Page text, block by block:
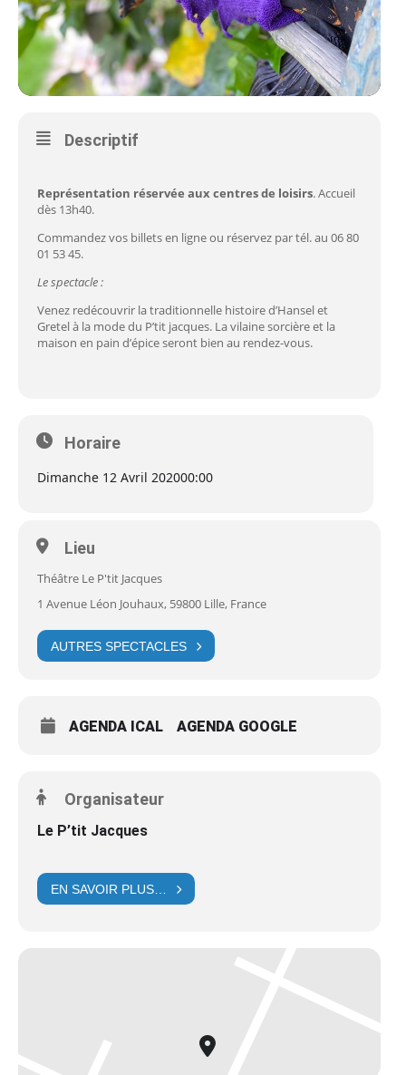
Descriptif
Représentation réservée aux centres de loisirs. Accueil
dès 13h40.
Commandez vos billets en ligne ou réservez par tél. au 06 80
01 53 45.
Le spectacle :
Venez redécouvrir la traditionnelle histoire d’Hansel et
Gretel à la mode du P’tit jacques. La vilaine sorcière et la
maison en pain d’épice seront bien au rendez-vous.
Horaire
Dimanche 12 Avril 202000:00
Lieu
Théâtre Le P'tit Jacques
1 Avenue Léon Jouhaux, 59800 Lille, France
AUTRES SPECTACLES
AGENDA ICAL AGENDA GOOGLE
Organisateur
Le P’tit Jacques
EN SAVOIR PLUS…